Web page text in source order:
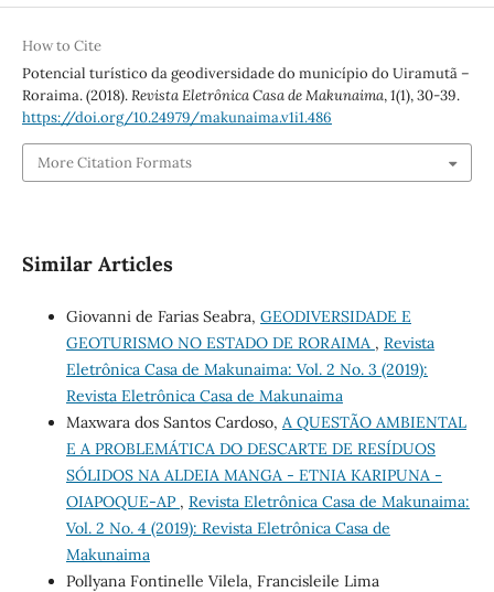
How to Cite
Potencial turístico da geodiversidade do município do Uiramutã –
Roraima. (2018).Revista Eletrônica Casa de Makunaima,1(1), 30-39.
https://doi.org/10.24979/makunaima.v1i1.486
More Citation Formats
Similar Articles
Giovanni de Farias Seabra, GEODIVERSIDADE E
GEOTURISMO NO ESTADO DE RORAIMA , Revista
Eletrônica Casa de Makunaima: Vol. 2 No. 3 (2019):
Revista Eletrônica Casa de Makunaima
Maxwara dos Santos Cardoso, A QUESTÃO AMBIENTAL
E A PROBLEMÁTICA DO DESCARTE DE RESÍDUOS
SÓLIDOS NA ALDEIA MANGA - ETNIA KARIPUNA -
OIAPOQUE-AP , Revista Eletrônica Casa de Makunaima:
Vol. 2 No. 4 (2019): Revista Eletrônica Casa de
Makunaima
Pollyana Fontinelle Vilela, Francisleile Lima